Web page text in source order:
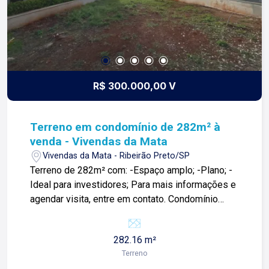
R$ 300.000,00 V
Terreno em condomínio de 282m² à
venda - Vivendas da Mata
Vivendas da Mata - Ribeirão Preto/SP
Terreno de 282m² com: -Espaço amplo; -Plano; -
Ideal para investidores; Para mais informações e
agendar visita, entre em contato. Condomínio
festas; -Espaço gourmet; -Quadra de tênis; Para
mais informações e agendar visita, entre em
282.16 m²
Terreno